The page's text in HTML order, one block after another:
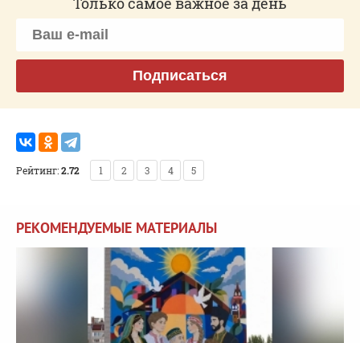
Подписаться
Рейтинг:2.72 1 2 3 4 5
РЕКОМЕНДУЕМЫЕ МАТЕРИАЛЫ